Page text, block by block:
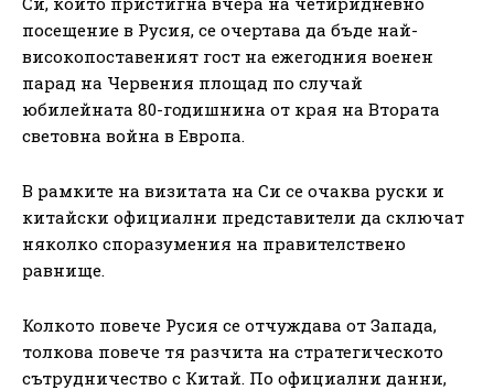
посещение в Русия, се очертава да бъде най-
високопоставеният гост на ежегодния военен
парад на Червения площад по случай
юбилейната 80-годишнина от края на Втората
световна война в Европа.
В рамките на визитата на Си се очаква руски и
китайски официални представители да сключат
няколко споразумения на правителствено
равнище.
Колкото повече Русия се отчуждава от Запада,
толкова повече тя разчита на стратегическото
сътрудничество с Китай. По официални данни,